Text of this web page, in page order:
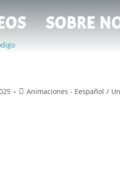
SOBRE
Animaciones - Eespañol /